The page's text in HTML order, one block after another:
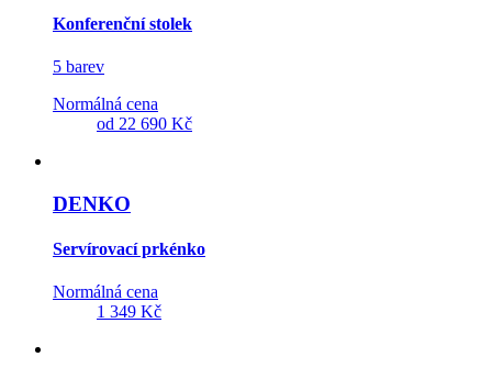
Konferenční stolek
5 barev
Normálná cena
od 22 690 Kč
DENKO
Servírovací prkénko
Normálná cena
1 349 Kč